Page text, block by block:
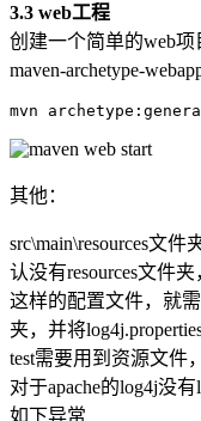
3.3 web工程
创建一个简单的web项
maven-archetype-
mvn
其他：
src\main\resources文
认没有resources文件
这样的配置文件，就需
夹，并将
test需要用到资源文件
对于apache的log4j没
如下异常